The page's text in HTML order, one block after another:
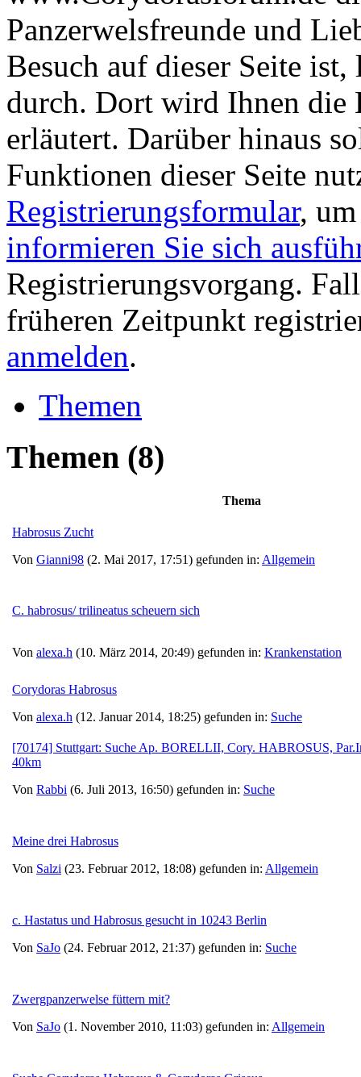
Panzerwelsfreunde und
Besuch auf dieser Seite
durch. Dort wird Ihnen die
erläutert. Darüber hinaus
Funktionen dieser Seite
Registrierungsformular,
informieren Sie sich
Registrierungsvorgang.
früheren Zeitpunkt
anmelden.
Themen
Themen (8)
Thema
Habrosus Zucht
Von Gianni98 (2. Mai 2017, 17:51) gefunden in: Allgemein
C. habrosus/ trilineatus scheuern sich
Von alexa.h (10. März 2014, 20:49) gefunden in: Krankenstation
Corydoras Habrosus
Von alexa.h (12. Januar 2014, 18:25) gefunden in: Suche
[70174] Stuttgart: Suche Ap. BORELLII, Cory. HABROSUS,
40km
Von Rabbi (6. Juli 2013, 16:50) gefunden in: Suche
Meine drei Habrosus
Von Salzi (23. Februar 2012, 18:08) gefunden in: Allgemein
c. Hastatus und Habrosus gesucht in 10243 Berlin
Von SaJo (24. Februar 2012, 21:37) gefunden in: Suche
Zwergpanzerwelse füttern mit?
Von SaJo (1. November 2010, 11:03) gefunden in: Allgemein